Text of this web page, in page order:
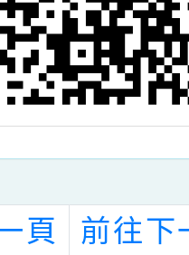
頁 前往下